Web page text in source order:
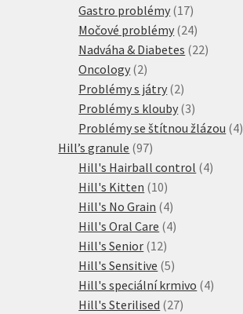
produktů
Gastro problémy 1717
produktů
Močové problémy 2424
produktů
Nadváha & Diabetes 2222
Oncology 22
produkty
Problémy s játry 22
produkty
Problémy s klouby 33
produkty
Problémy se štítnou žlázou 44
Hill’s granule 9797
produktů
Hill's Hairball control 44
Hill's Kitten 1010
produktů
Hill's No Grain 44
produkty
Hill's Oral Care 44
Hill's Senior 1212
produktů
Hill's Sensitive 55
produktů
Hill's speciální krmivo 44
Hill's Sterilised 2727